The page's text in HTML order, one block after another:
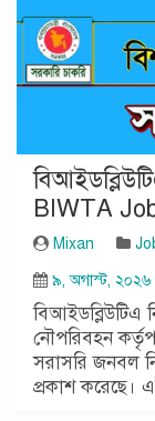
BIWTA
Mixan
৯, অগাস্ট, ২০২৬
বিআইডব্লিউটিএ
নৌপরিবহন
সরাসরি জনবল
প্রকাশ করেছে।